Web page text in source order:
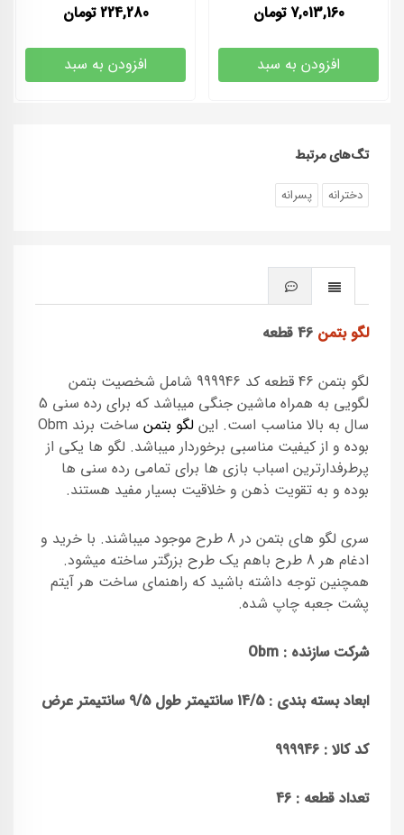
7,013,160 تومان
افزودن به سبد
224,280 تومان
افزودن به سبد
تگ‌های مرتبط
دخترانه پسرانه
لگو بتمن
لگو بتمن 46 قطعه کد 999946 شامل شخصیت بتمن
لگویی به همراه ماشین جنگی میباشد که برای رده سنی 5
سال به بالا مناسب است. این لگو بتمن
ساخت برند Obm
بوده و از کیفیت مناسبی برخوردار میباشد. لگو ها یکی از
پرطرفدارترین اسباب بازی ها برای تمامی رده سنی ها
بوده و به تقویت ذهن و خلاقیت بسیار مفید هستند.
سری لگو های بتمن در 8 طرح موجود میباشند. با خرید و
ادغام هر 8 طرح باهم یک طرح بزرگتر ساخته میشود.
همچنین توجه داشته باشید که راهنمای ساخت هر آیتم
پشت جعبه چاپ شده.
شرکت سازنده : Obm
ابعاد بسته بندی : 14/5 سانتیمتر طول 9/5 سانتیمتر عرض
کد کالا :
تعداد قطعه : 46